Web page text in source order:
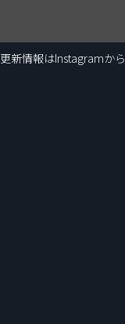
更新情報はInstagramから